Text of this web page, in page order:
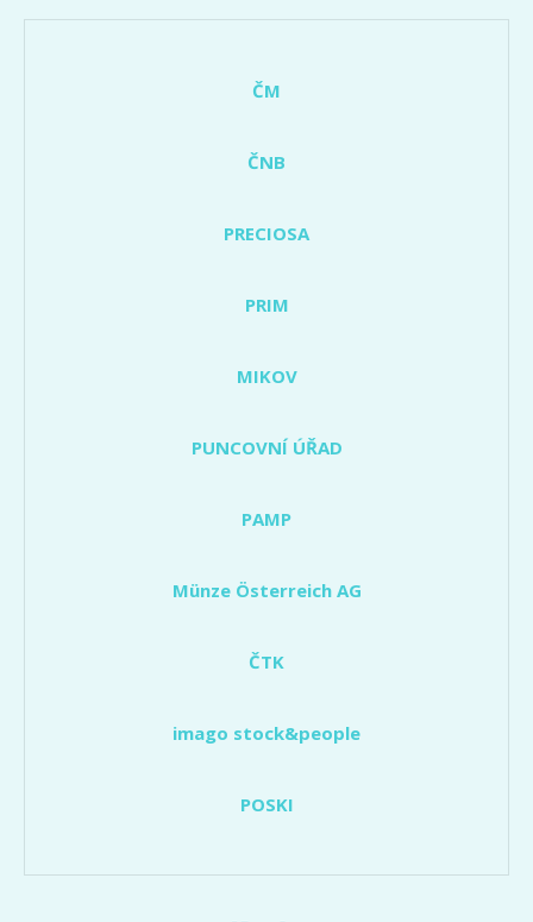
ČM
ČNB
PRECIOSA
PRIM
MIKOV
PUNCOVNÍ ÚŘAD
PAMP
Münze Österreich AG
ČTK
imago stock&people
POSKI